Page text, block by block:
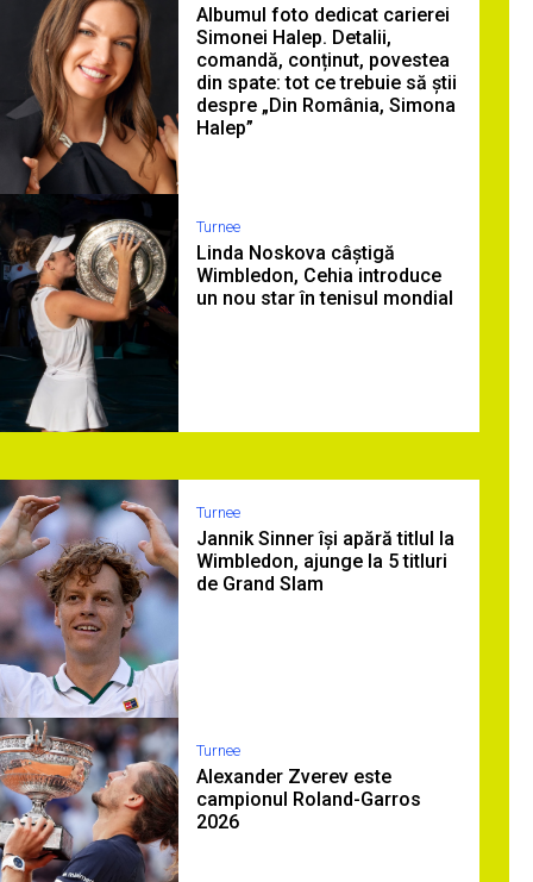
Albumul foto dedicat carierei
Simonei Halep. Detalii,
comandă, conținut, povestea
din spate: tot ce trebuie să știi
despre „Din România, Simona
Halep”
Turnee
Linda Noskova câștigă
Wimbledon, Cehia introduce
un nou star în tenisul mondial
Turnee
Jannik Sinner își apără titlul la
Wimbledon, ajunge la 5 titluri
de Grand Slam
Turnee
Alexander Zverev este
campionul Roland-Garros
2026